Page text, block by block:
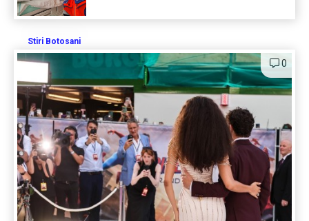
Stiri Botosani
0